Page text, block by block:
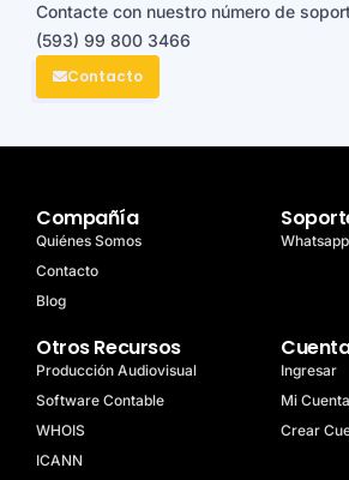
Contacte con nuestro número de
(593) 99 800 3466
Contacto
Compañía
Quiénes Somos
Contacto
Blog
Whatsapp
Otros Recursos
Producción Audiovisual
Software Contable
WHOIS
ICANN
Ingresar
Mi Cuenta
Crear